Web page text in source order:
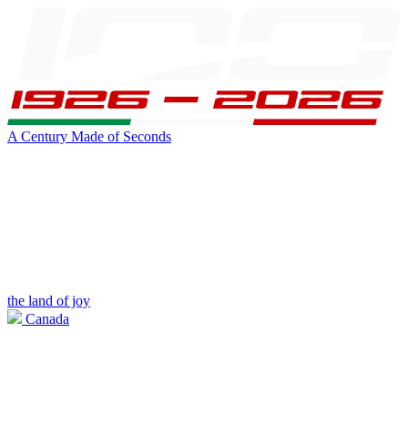
A Century Made of Seconds
the land of joy
Canada